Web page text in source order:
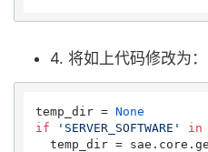
4. 将如上代码修改为：
temp_dir = None
if
'SERVER_SOFTWARE' in